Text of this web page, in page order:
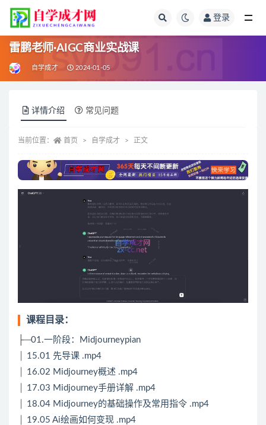
登录
雷鹏老师·AIGC商业实战课
自学成才 2024-01-05
详情介绍 常见问题
当前位置： 首页 自学成才 正文
课程目录：
├─01.一阶段：Midjourneypian
│ 15.01 先导课 .mp4
│ 16.02 Midjourney概述 .mp4
│ 17.03 Midjourney手册详解 .mp4
│ 18.04 Midjourney的基础操作及常用指令 .mp4
│ 19.05 Ai绘画如何变现 .mp4